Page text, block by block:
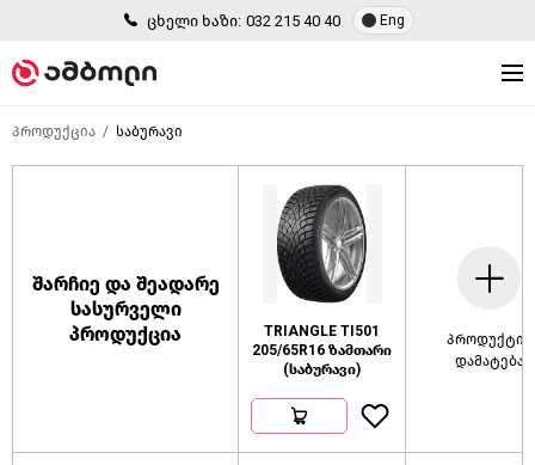
ცხელი ხაზი: 032 215 40 40 Eng
პროდუქცია საბურავი
შარჩიე და შეადარე
სასურველი
პროდუქცია
TRIANGLE TI501
205/65R16 ზამთარი
(საბურავი)
პროდუქტის
დამატება